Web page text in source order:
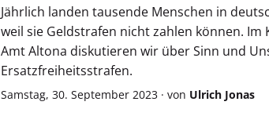
Jährlich landen tausende Menschen in
weil sie Geldstrafen nicht zahlen können. Im
Amt Altona diskutieren wir über Sinn und
Ersatzfreiheitsstrafen.
Samstag, 30. September 2023· von Ulrich Jonas